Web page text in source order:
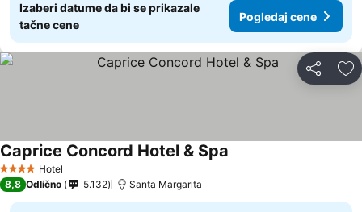
Izaberi datume da bi se prikazale
tačne cene
Pogledaj cene
Deli
4 ZvezdiceHotel
Caprice Concord Hotel & Spa
8,8 Odlično 5.132 Santa Margarita